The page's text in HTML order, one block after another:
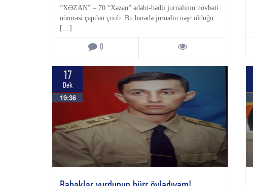
“XƏZAN” – 70 “Xəzan” ədəbi-bədii jurnalının növbəti
nömrəsi çapdan çıxıb. Bu barədə jurnalın nəşr olduğu
[…]
0
17
Dek
19:36